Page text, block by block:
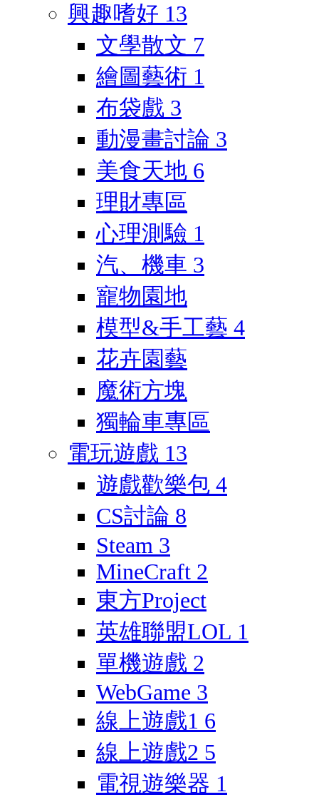
興趣嗜好 13
文學散文 7
繪圖藝術 1
布袋戲 3
動漫畫討論 3
美食天地 6
理財專區
心理測驗 1
汽、機車 3
寵物園地
模型&手工藝 4
花卉園藝
魔術方塊
獨輪車專區
電玩遊戲 13
遊戲歡樂包 4
CS討論 8
Steam 3
MineCraft 2
東方Project
英雄聯盟LOL 1
單機遊戲 2
WebGame 3
線上遊戲1 6
線上遊戲2 5
電視遊樂器 1